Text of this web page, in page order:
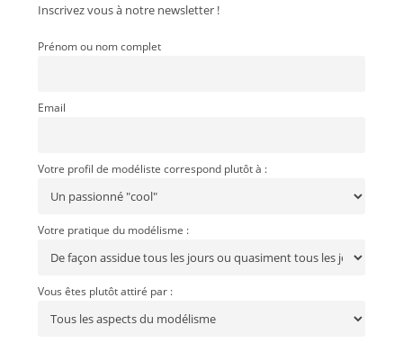
Inscrivez vous à notre newsletter !
Prénom ou nom complet
Email
Votre profil de modéliste correspond plutôt à :
Votre pratique du modélisme :
Vous êtes plutôt attiré par :